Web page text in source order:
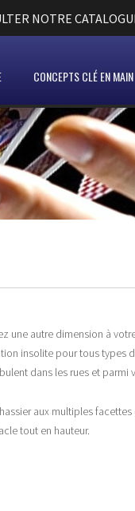
NOTRE
CONCEPTS CLÉ EN MAIN
une autre dimension à
insolite pour tous types
dans les rues et parmi
aux multiples
tout en hauteur.